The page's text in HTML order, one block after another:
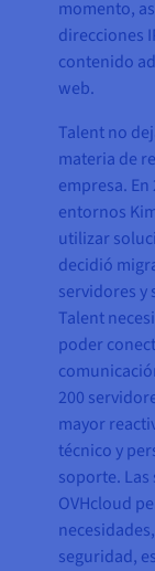
momento,
direcciones
contenido
web.
Talent no
materia de
empresa.
entornos
utilizar
decidió
servidores y
Talent
poder
200
mayor
técnico y
soporte. Las
OVHcloud
seguridad,